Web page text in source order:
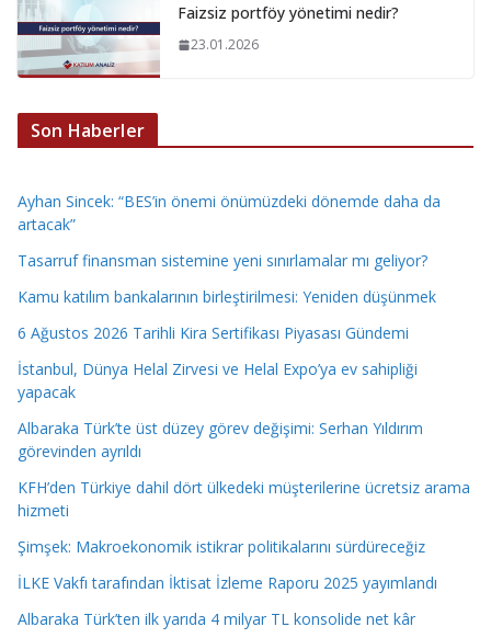
Faizsiz portföy yönetimi nedir?
23.01.2026
Son Haberler
Ayhan Sincek: “BES’in önemi önümüzdeki dönemde daha da
artacak”
Tasarruf finansman sistemine yeni sınırlamalar mı geliyor?
Kamu katılım bankalarının birleştirilmesi: Yeniden düşünmek
6 Ağustos 2026 Tarihli Kira Sertifikası Piyasası Gündemi
İstanbul, Dünya Helal Zirvesi ve Helal Expo’ya ev sahipliği
yapacak
Albaraka Türk’te üst düzey görev değişimi: Serhan Yıldırım
görevinden ayrıldı
KFH’den Türkiye dahil dört ülkedeki müşterilerine ücretsiz arama
hizmeti
Şimşek: Makroekonomik istikrar politikalarını sürdüreceğiz
İLKE Vakfı tarafından İktisat İzleme Raporu 2025 yayımlandı
Albaraka Türk’ten ilk yarıda 4 milyar TL konsolide net kâr